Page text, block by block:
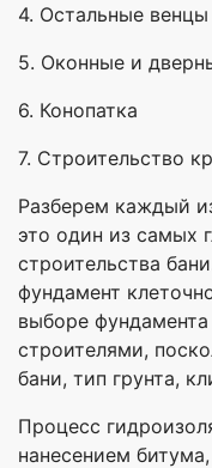
4. Остальные венцы
5. Оконные и
6. Конопатка
7. Строительство
Разберем каждый
это один из самых
строительства
фундамент
выборе
строителями,
бани, тип грунта,
Процесс
нанесением